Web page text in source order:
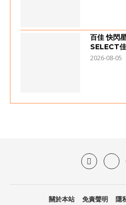
百佳 快閃
SELECT
2026-08-05
關於本站 免責聲明 隱